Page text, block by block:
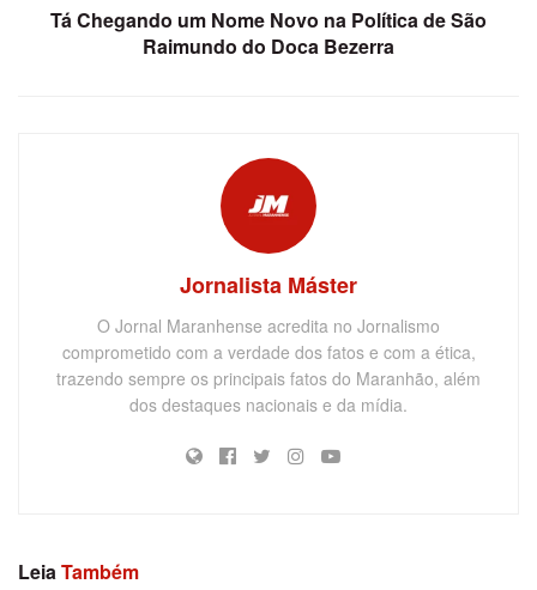
Tá Chegando um Nome Novo na Política de São
Raimundo do Doca Bezerra
Jornalista Máster
O Jornal Maranhense acredita no Jornalismo
comprometido com a verdade dos fatos e com a ética,
trazendo sempre os principais fatos do Maranhão, além
dos destaques nacionais e da mídia.
LeiaTambém